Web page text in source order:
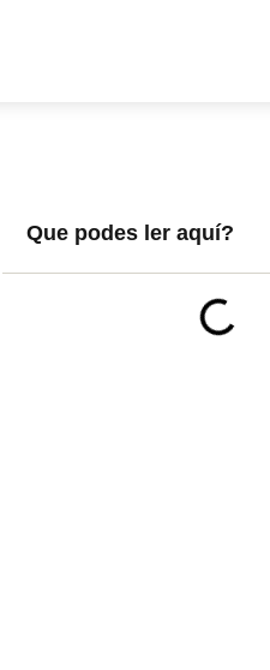
Que podes ler aquí?